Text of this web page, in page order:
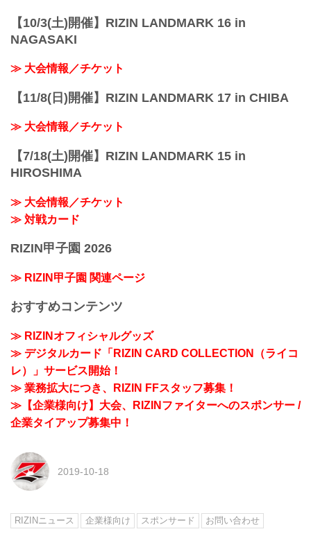
【10/3(土)開催】RIZIN LANDMARK 16 in
NAGASAKI
≫ 大会情報／チケット
【11/8(日)開催】RIZIN LANDMARK 17 in CHIBA
≫ 大会情報／チケット
【7/18(土)開催】RIZIN LANDMARK 15 in
HIROSHIMA
≫ 大会情報／チケット
≫ 対戦カード
RIZIN甲子園 2026
≫ RIZIN甲子園 関連ページ
おすすめコンテンツ
≫ RIZINオフィシャルグッズ
≫ デジタルカード「RIZIN CARD COLLECTION（ライコ
レ）」サービス開始！
≫ 業務拡大につき、RIZIN FFスタッフ募集！
≫【企業様向け】大会、RIZINファイターへのスポンサー /
企業タイアップ募集中！
2019-10-18
RIZINニュース 企業様向け スポンサード お問い合わせ